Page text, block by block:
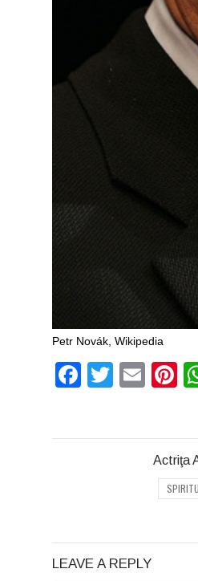
Petr Novák, Wikipedia
Facebook
Twitter
Actriţa
LEAVE A REPLY